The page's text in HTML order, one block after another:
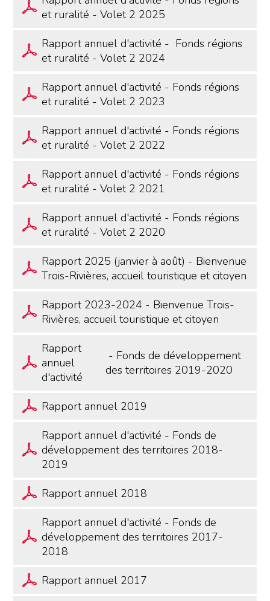
et ruralité - Volet 2 2025
Rapport annuel d'activité - Fonds régions
et ruralité - Volet 2 2024
Rapport annuel d'activité - Fonds régions
et ruralité - Volet 2 2023
Rapport annuel d'activité - Fonds régions
et ruralité - Volet 2 2022
Rapport annuel d'activité - Fonds régions
et ruralité - Volet 2 2021
Rapport annuel d'activité - Fonds régions
et ruralité - Volet 2 2020
Rapport 2025 (janvier à août) - Bienvenue
Trois-Rivières, accueil touristique et citoyen
Rapport 2023-2024 - Bienvenue Trois-
Rivières, accueil touristique et citoyen
Rapport
annuel
d'activité
- Fonds de développement
des territoires 2019-2020
Rapport annuel 2019
Rapport annuel d'activité - Fonds de
développement des territoires 2018-
2019
Rapport annuel 2018
Rapport annuel d'activité - Fonds de
développement des territoires 2017-
2018
Rapport annuel 2017